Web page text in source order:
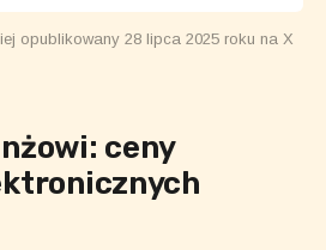
opublikowany 28 lipca 2025 roku na X
ceny